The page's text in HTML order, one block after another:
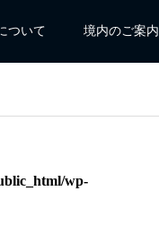
ついて 境内のご案内
wp-